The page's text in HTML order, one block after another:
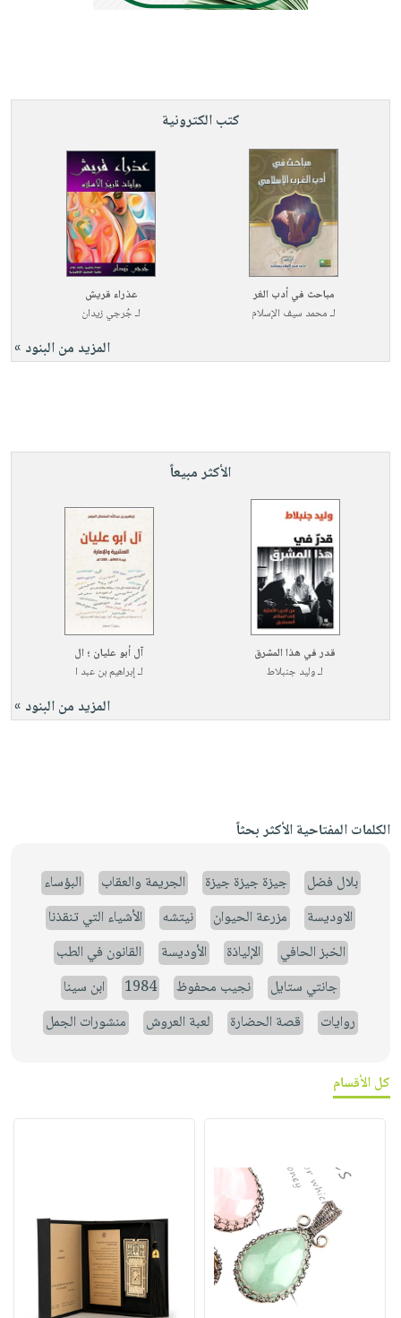
كتب الكترونية
مباحث في أدب الغر
لـمحمد سيف الإسلام
عذراء قريش
لـجُرجي زيدان
المزيد من البنود »
الأكثر مبيعاً
قدر في هذا المشرق
لـوليد جنبلاط
آل أبو عليان ؛ ال
لـإبراهيم بن عبد ا
المزيد من البنود »
الكلمات المفتاحية الأكثر بحثاً
بلال فضل جيزة جيزة جيزة الجريمة والعقاب
البؤساء
الاوديسة
مزرعة الحيوان نيتشه
الأشياء التي تنقذنا
الخبز الحافي
الإلياذة الأوديسة
القانون في الطب
جانتي ستايل
نجيب محفوظ 1984
ابن سينا
روايات
قصة الحضارة لعبة العروش منشورات الجمل
كل الأقسام